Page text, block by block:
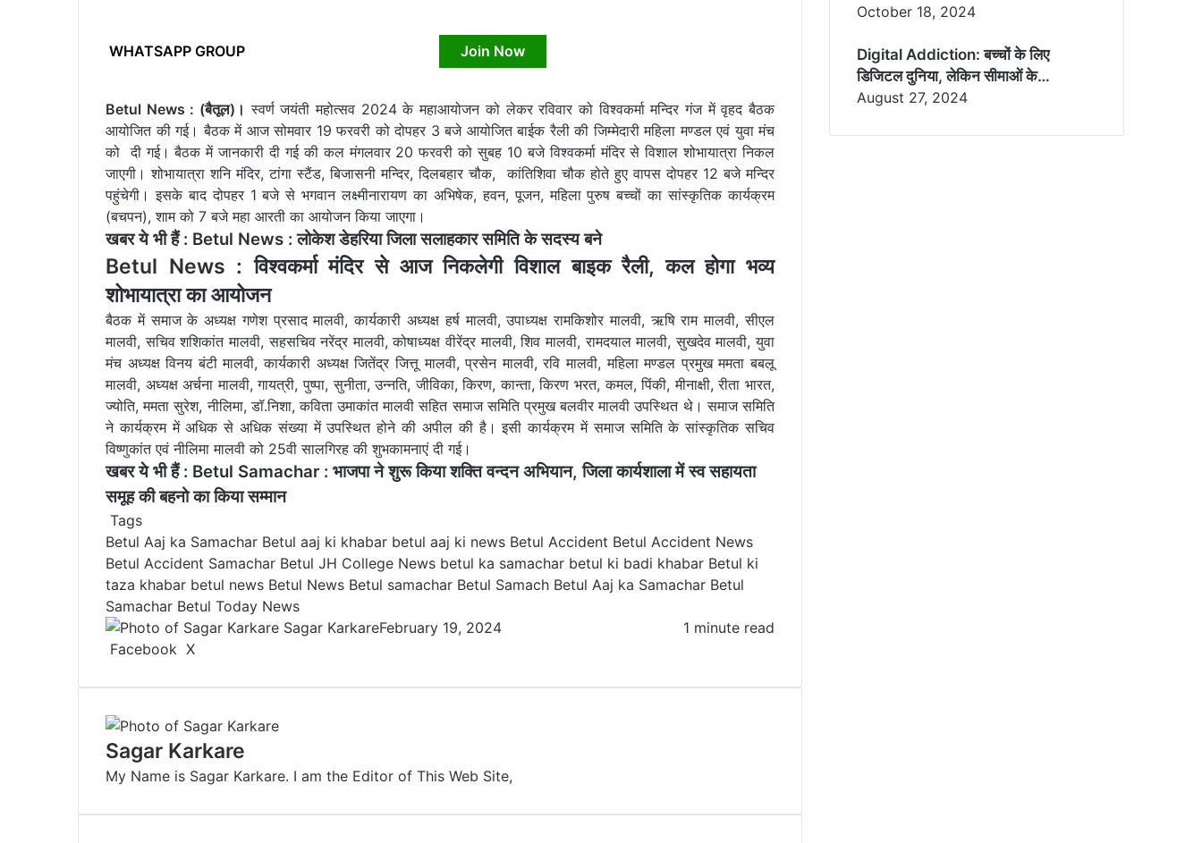
WHATSAPP GROUP Join Now
Betul News : (बैतूल)। स्वर्ण जयंती महोत्सव 2024 के महाआयोजन को लेकर रविवार को विश्वकर्मा मन्दिर गंज में वृहद बैठक
आयोजित की गई। बैठक में आज सोमवार 19 फरवरी को दोपहर 3 बजे आयोजित बाईक रैली की जिम्मेदारी महिला मण्डल एवं युवा मंच
को दी गई। बैठक में जानकारी दी गई की कल मंगलवार 20 फरवरी को सुबह 10 बजे विश्वकर्मा मंदिर से विशाल शोभायात्रा निकल
जाएगी। शोभायात्रा शनि मंदिर, टांगा स्टैंड, बिजासनी मन्दिर, दिलबहार चौक, कांतिशिवा चौक होते हुए वापस दोपहर 12 बजे मन्दिर
पहुंचेगी। इसके बाद दोपहर 1 बजे से भगवान लक्ष्मीनारायण का अभिषेक, हवन, पूजन, महिला पुरुष बच्चों का सांस्कृतिक कार्यक्रम
(बचपन), शाम को 7 बजे महा आरती का आयोजन किया जाएगा।
खबर ये भी हैं : Betul News : लोकेश डेहरिया जिला सलाहकार समिति के सदस्य बने
Betul News : विश्वकर्मा मंदिर से आज निकलेगी विशाल बाइक रैली, कल होगा भव्य
शोभायात्रा का आयोजन
बैठक में समाज के अध्यक्ष गणेश प्रसाद मालवी, कार्यकारी अध्यक्ष हर्ष मालवी, उपाध्यक्ष रामकिशोर मालवी, ऋषि राम मालवी, सीएल
मालवी, सचिव शशिकांत मालवी, सहसचिव नरेंद्र मालवी, कोषाध्यक्ष वीरेंद्र मालवी, शिव मालवी, रामदयाल मालवी, सुखदेव मालवी, युवा
मंच अध्यक्ष विनय बंटी मालवी, कार्यकारी अध्यक्ष जितेंद्र जित्तू मालवी, प्रसेन मालवी, रवि मालवी, महिला मण्डल प्रमुख ममता बबलू
मालवी, अध्यक्ष अर्चना मालवी, गायत्री, पुष्पा, सुनीता, उन्नति, जीविका, किरण, कान्ता, किरण भरत, कमल, पिंकी, मीनाक्षी, रीता भारत,
ज्योति, ममता सुरेश, नीलिमा, डॉ.निशा, कविता उमाकांत मालवी सहित समाज समिति प्रमुख बलवीर मालवी उपस्थित थे। समाज समिति
ने कार्यक्रम में अधिक से अधिक संख्या में उपस्थित होने की अपील की है। इसी कार्यक्रम में समाज समिति के सांस्कृतिक सचिव
विष्णुकांत एवं नीलिमा मालवी को 25वी सालगिरह की शुभकामनाएं दी गई।
खबर ये भी हैं : Betul Samachar : भाजपा ने शुरू किया शक्ति वन्दन अभियान, जिला कार्यशाला में स्व सहायता
समूह की बहनो का किया सम्मान
Tags
Betul Aaj ka Samachar Betul aaj ki khabar betul aaj ki news Betul Accident Betul Accident News
Betul Accident Samachar Betul JH College News betul ka samachar betul ki badi khabar Betul ki
taza khabar betul news Betul News Betul samachar Betul Samach Betul Aaj ka Samachar Betul
Samachar Betul Today News
Sagar KarkareFebruary 19, 2024
1 minute read
Facebook X
n
e
d
I
m
l
r
n
e
r
e
t
d
i
t
o
a
k
e
a
e
v
i
E
i
t
Sagar Karkare
My Name is Sagar Karkare. I am the Editor of This Web Site,
October 18, 2024
Digital Addiction: बच्चों के लिए
डिजिटल दुनिया, लेकिन सीमाओं के…
August 27, 2024